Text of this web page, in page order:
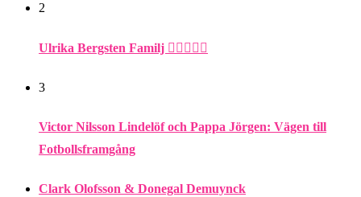
2
Ulrika Bergsten Familj ❤️‍👨‍👩‍👦‍👦
3
Victor Nilsson Lindelöf och Pappa Jörgen: Vägen till
Fotbollsframgång
Clark Olofsson & Donegal Demuynck